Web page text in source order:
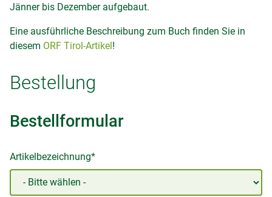
Jänner bis Dezember aufgebaut.
Eine ausführliche Beschreibung zum Buch finden Sie in
diesem ORF Tirol-Artikel!
Bestellung
Bestellformular
Artikelbezeichnung*